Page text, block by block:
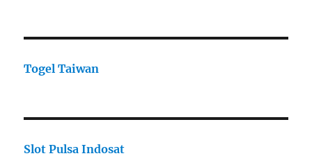
Togel Taiwan
Slot Pulsa Indosat